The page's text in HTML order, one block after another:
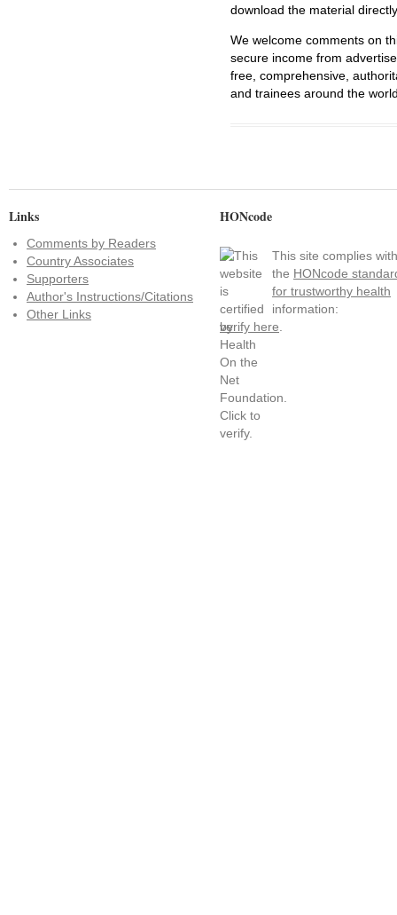
download the material
We welcome comments on
secure income from
free, comprehensive,
and trainees around the
Links
Comments by Readers
Country Associates
Supporters
Author's Instructions/Citations
Other Links
HONcode
This site complies with
the HONcode
for trustworthy health
information:
verify here